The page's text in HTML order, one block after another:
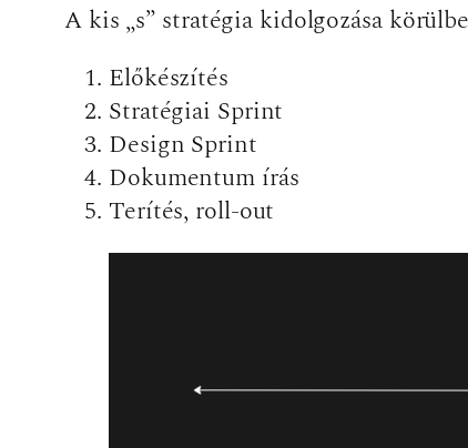
A kis „s” stratégia kidolgozása
Előkészítés
Stratégiai Sprint
Design Sprint
Dokumentum írás
Terítés, roll-out